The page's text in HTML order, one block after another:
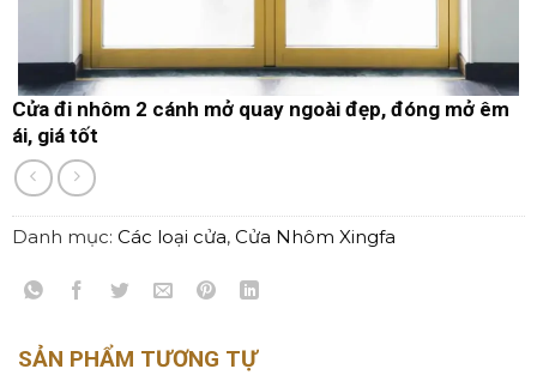
Cửa đi nhôm 2 cánh mở quay ngoài đẹp, đóng mở êm
ái, giá tốt
Danh mục: Các loại cửa, Cửa Nhôm Xingfa
SẢN PHẨM TƯƠNG TỰ